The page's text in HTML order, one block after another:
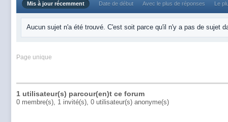
Mis à jour récemment Date de début Avec le plus de réponses Le
Aucun sujet n'a été trouvé. C'est soit parce qu'il n'y a pas de sujet
Page unique
1 utilisateur(s) parcour(en)t ce forum
0 membre(s), 1 invité(s), 0 utilisateur(s) anonyme(s)